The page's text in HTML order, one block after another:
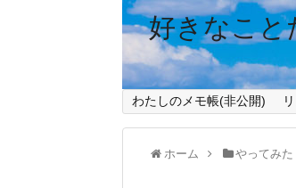
好きなこと
わたしのメモ帳(非公開)
ホーム やってみた